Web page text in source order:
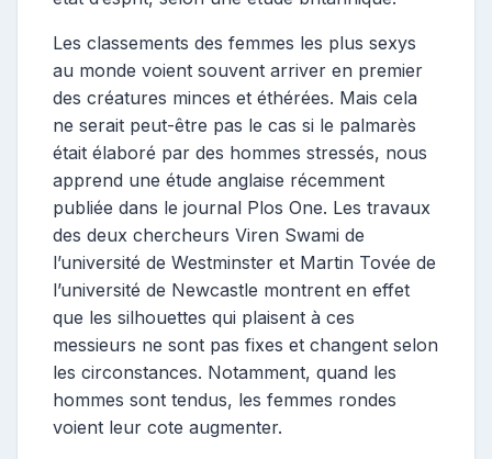
Les classements des femmes les plus sexys
au monde voient souvent arriver en premier
des créatures minces et éthérées. Mais cela
ne serait peut-être pas le cas si le palmarès
était élaboré par des hommes stressés, nous
apprend une étude anglaise récemment
publiée dans le journal Plos One. Les travaux
des deux chercheurs Viren Swami de
l’université de Westminster et Martin Tovée de
l’université de Newcastle montrent en effet
que les silhouettes qui plaisent à ces
messieurs ne sont pas fixes et changent selon
les circonstances. Notamment, quand les
hommes sont tendus, les femmes rondes
voient leur cote augmenter.